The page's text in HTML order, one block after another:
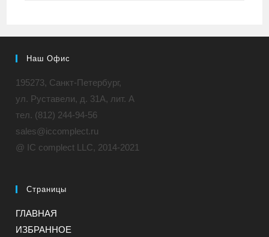
Наш Офис
195273, Санкт-Петербург,
ул. Руставели, д. 31A, лит. А
тел. (812) 244-94-56
sales@iccomplect.ru
@ IC complect LLC, 2014-2021
Страницы
ГЛАВНАЯ
ИЗБРАННОЕ